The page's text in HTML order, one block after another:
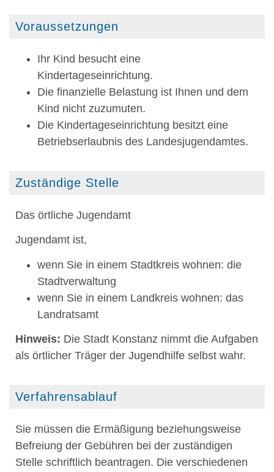
Voraussetzungen
Ihr Kind besucht eine
Kindertageseinrichtung.
Die finanzielle Belastung ist Ihnen und dem
Kind nicht zuzumuten.
Die Kindertageseinrichtung besitzt eine
Betriebserlaubnis des Landesjugendamtes.
Zuständige Stelle
Das örtliche Jugendamt
Jugendamt ist,
wenn Sie in einem Stadtkreis wohnen: die
Stadtverwaltung
wenn Sie in einem Landkreis wohnen: das
Landratsamt
Hinweis: Die Stadt Konstanz nimmt die Aufgaben
als örtlicher Träger der Jugendhilfe selbst wahr.
Verfahrensablauf
Sie müssen die Ermäßigung beziehungsweise
Befreiung der Gebühren bei der zuständigen
Stelle schriftlich beantragen. Die verschiedenen